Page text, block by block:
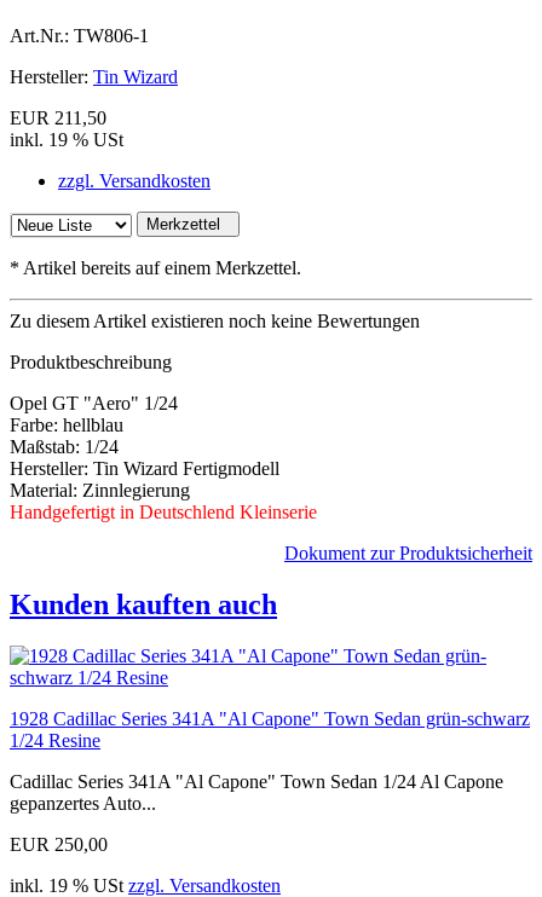
Art.Nr.: TW806-1
Hersteller: Tin Wizard
EUR 211,50
inkl. 19 % USt
zzgl. Versandkosten
Merkzettel
* Artikel bereits auf einem Merkzettel.
Zu diesem Artikel existieren noch keine Bewertungen
Produktbeschreibung
Opel GT "Aero" 1/24
Farbe: hellblau
Maßstab: 1/24
Hersteller: Tin Wizard Fertigmodell
Material: Zinnlegierung
Handgefertigt in Deutschlend Kleinserie
Dokument zur Produktsicherheit
Kunden kauften auch
1928 Cadillac Series 341A "Al Capone" Town Sedan grün-schwarz
1/24 Resine
Cadillac Series 341A "Al Capone" Town Sedan 1/24 Al Capone
gepanzertes Auto...
EUR 250,00
inkl. 19 % USt zzgl. Versandkosten